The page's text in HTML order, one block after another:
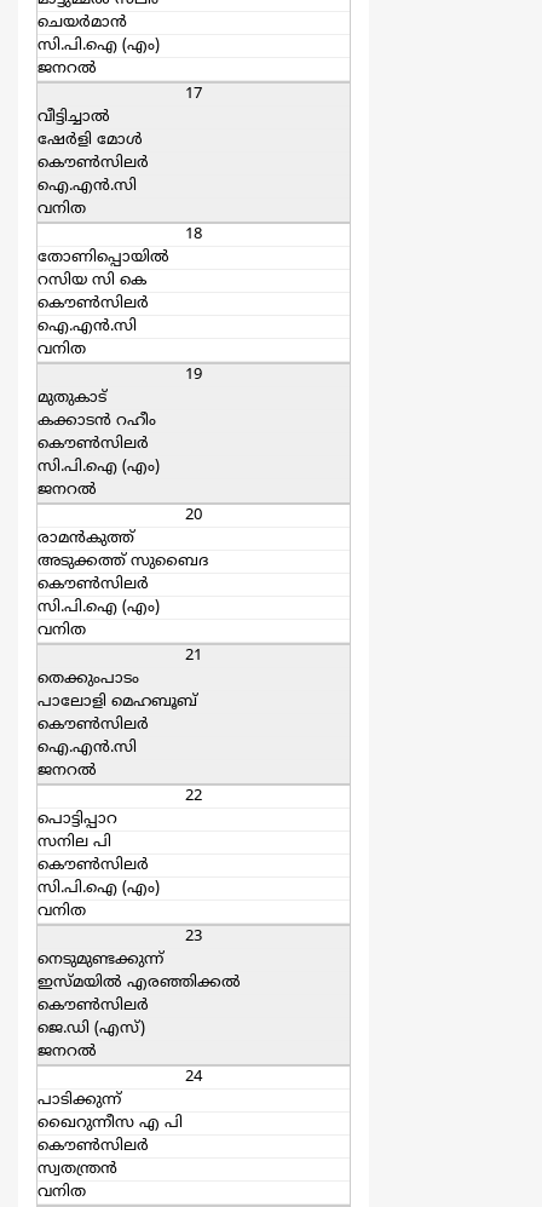
ചെയര്‍മാന്‍
സി.പി.ഐ (എം)
ജനറല്‍
17
വീട്ടിച്ചാല്‍
ഷേര്‍ളി മോള്‍
കൌൺസിലർ
ഐ.എന്‍.സി
വനിത
18
തോണിപ്പൊയില്‍
റസിയ സി കെ
കൌൺസിലർ
ഐ.എന്‍.സി
വനിത
19
മുതുകാട്
കക്കാടന്‍ റഹീം
കൌൺസിലർ
സി.പി.ഐ (എം)
ജനറല്‍
20
രാമന്‍കുത്ത്
അടുക്കത്ത് സുബൈദ
കൌൺസിലർ
സി.പി.ഐ (എം)
വനിത
21
തെക്കുംപാടം
പാലോളി മെഹബൂബ്
കൌൺസിലർ
ഐ.എന്‍.സി
ജനറല്‍
22
പൊട്ടിപ്പാറ
സനില പി
കൌൺസിലർ
സി.പി.ഐ (എം)
വനിത
23
നെടുമുണ്ടക്കുന്ന്
ഇസ്മയില്‍ എരഞ്ഞിക്കല്‍
കൌൺസിലർ
ജെ.ഡി (എസ്)
ജനറല്‍
24
പാടിക്കുന്ന്
ഖൈറുന്നീസ എ പി
കൌൺസിലർ
സ്വതന്ത്രന്‍
വനിത